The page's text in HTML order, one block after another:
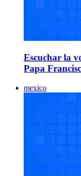
Escuchar la
Papa
mexico